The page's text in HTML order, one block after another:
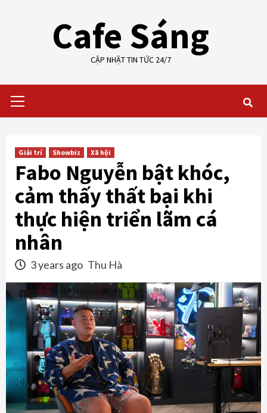
Cafe Sáng
CẬP NHẬT TIN TỨC 24/7
Menu
Giải trí Showbiz Xã hội
Fabo Nguyễn bật khóc,
cảm thấy thất bại khi
thực hiện triển lãm cá
nhân
3 years ago Thu Hà